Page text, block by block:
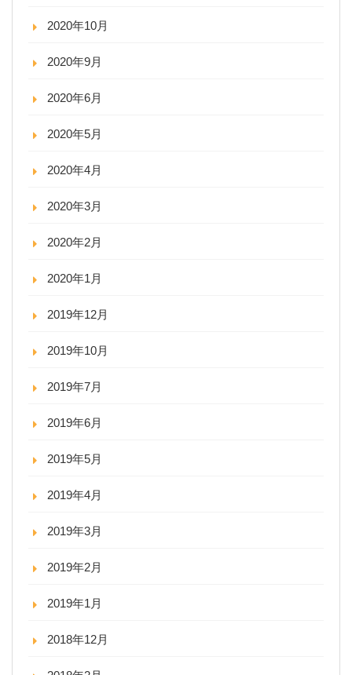
2020年10月
2020年9月
2020年6月
2020年5月
2020年4月
2020年3月
2020年2月
2020年1月
2019年12月
2019年10月
2019年7月
2019年6月
2019年5月
2019年4月
2019年3月
2019年2月
2019年1月
2018年12月